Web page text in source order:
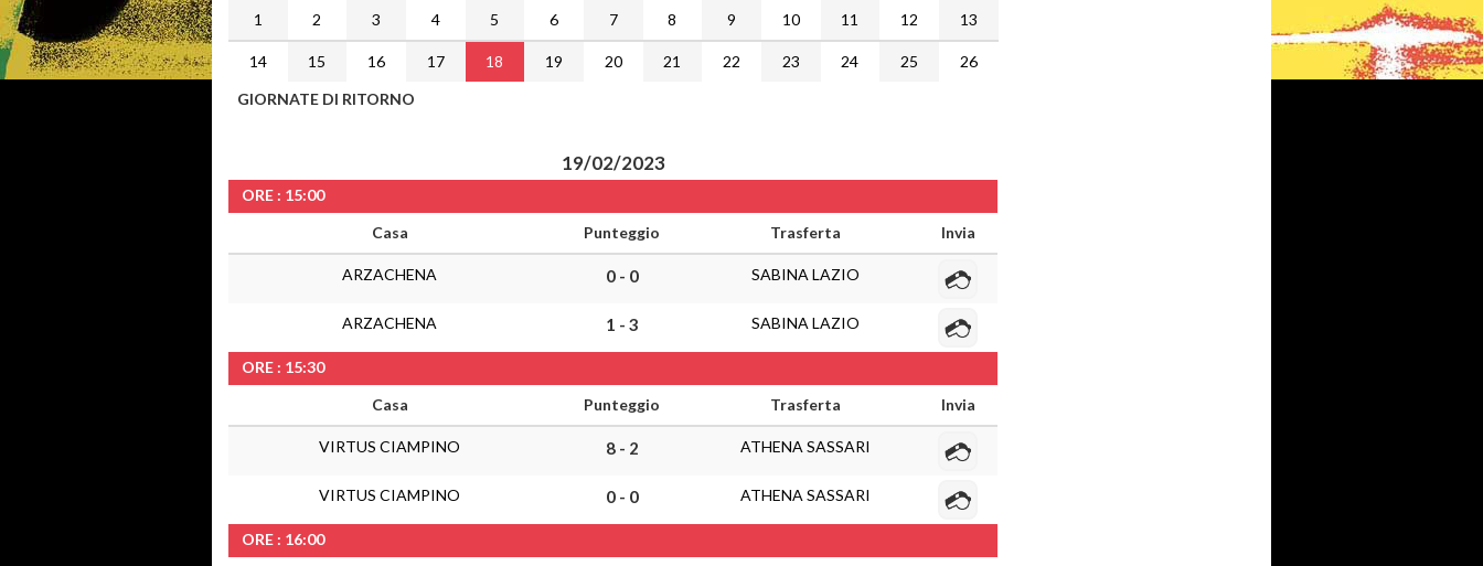
1
2 3 4 5 6 7 8 9 10 11 12 13
14 15 16 17 18 19 20 21 22 23 24 25
26
GIORNATE DI RITORNO
19/02/2023
ORE : 15:00
Casa
Punteggio Trasferta Invia
ARZACHENA 0 - 0 SABINA LAZIO
ARZACHENA 1 - 3 SABINA LAZIO
ORE : 15:30
Casa
Punteggio Trasferta Invia
VIRTUS CIAMPINO 8 - 2 ATHENA SASSARI
VIRTUS CIAMPINO 0 - 0 ATHENA SASSARI
ORE : 16:00